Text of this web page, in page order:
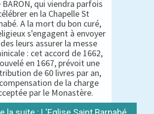
BARON, qui viendra parfois
en la Chapelle St
A la mort du bon curé,
s'engagent à envoyer
leurs assurer la messe
: cet accord de 1662,
en 1667, prévoit une
de 60 livres par an,
de la charge
par le Monastère.